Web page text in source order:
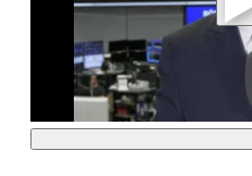
Hinweise dazu erhalten Sie